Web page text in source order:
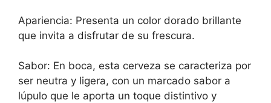
Apariencia: Presenta un color dorado brillante
que invita a disfrutar de su frescura.
Sabor: En boca, esta cerveza se caracteriza por
ser neutra y ligera, con un marcado sabor a
lúpulo que le aporta un toque distintivo y